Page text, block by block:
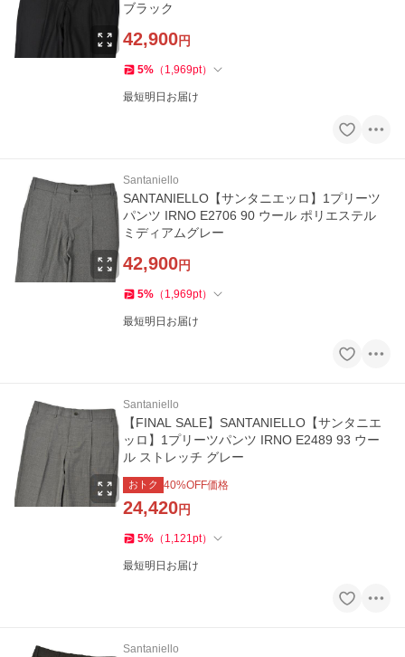
ブラック
42,900円
5% （ 1,969pt）
最短明日お届け
Santaniello
SANTANIELLO【サンタニエッロ】1プリーツ
パンツ IRNO E2706 90 ウール ポリエステル
ミディアムグレー
42,900円
5% （ 1,969pt）
最短明日お届け
Santaniello
【FINAL SALE】SANTANIELLO【サンタニエ
ッロ】1プリーツパンツ IRNO E2489 93 ウー
ル ストレッチ グレー
おトク 40%OFF価格
24,420円
5% （ 1,121pt）
最短明日お届け
Santaniello